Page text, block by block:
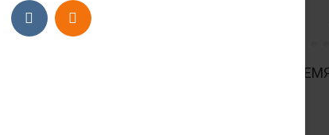
ПРИЁМ ЗАКАЗОВ С 9:00-22:00, ЕЖЕДНЕВНО